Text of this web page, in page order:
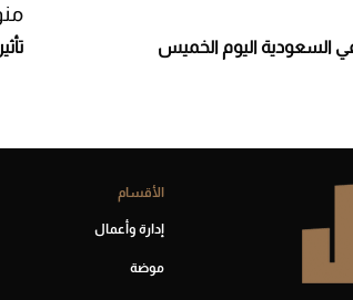
السعودية اليوم الخميس
الأقسام
إدارة وأعمال
موضة